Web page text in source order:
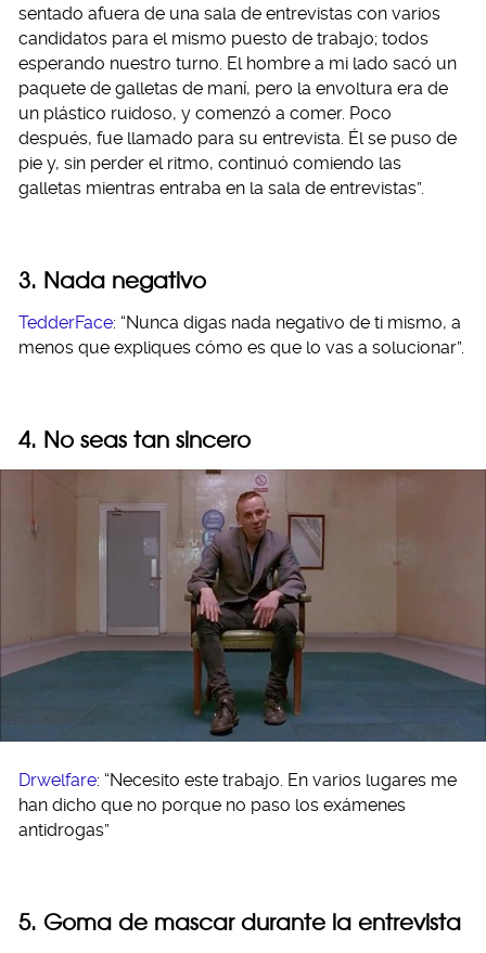
sentado afuera de una sala de entrevistas con varios
candidatos para el mismo puesto de trabajo; todos
esperando nuestro turno. El hombre a mi lado sacó un
paquete de galletas de maní, pero la envoltura era de
un plástico ruidoso, y comenzó a comer. Poco
después, fue llamado para su entrevista. Él se puso de
pie y, sin perder el ritmo, continuó comiendo las
galletas mientras entraba en la sala de entrevistas”.
3. Nada negativo
TedderFace: “Nunca digas nada negativo de ti mismo, a
menos que expliques cómo es que lo vas a solucionar”.
4. No seas tan sincero
Drwelfare: “Necesito este trabajo. En varios lugares me
han dicho que no porque no paso los exámenes
antidrogas”
5. Goma de mascar durante la entrevista